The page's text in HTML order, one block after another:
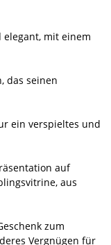
elegant, mit einem
das seinen
ein verspieltes und
auf
aus
zum
Vergnügen für